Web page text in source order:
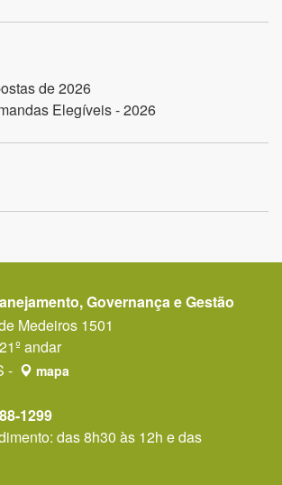
de 2026
Elegíveis - 2026
Governança e Gestão
Medeiros 1501
andar
-
mapa
1299
das 8h30 às 12h e das